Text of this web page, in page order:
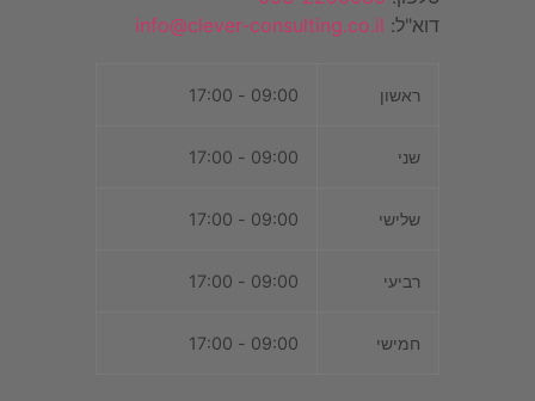
דוא"ל: info@clever-consulting.co.il
ראשון 09:00 - 17:00
שני 09:00 - 17:00
שלישי 09:00 - 17:00
רביעי 09:00 - 17:00
חמישי 09:00 - 17:00